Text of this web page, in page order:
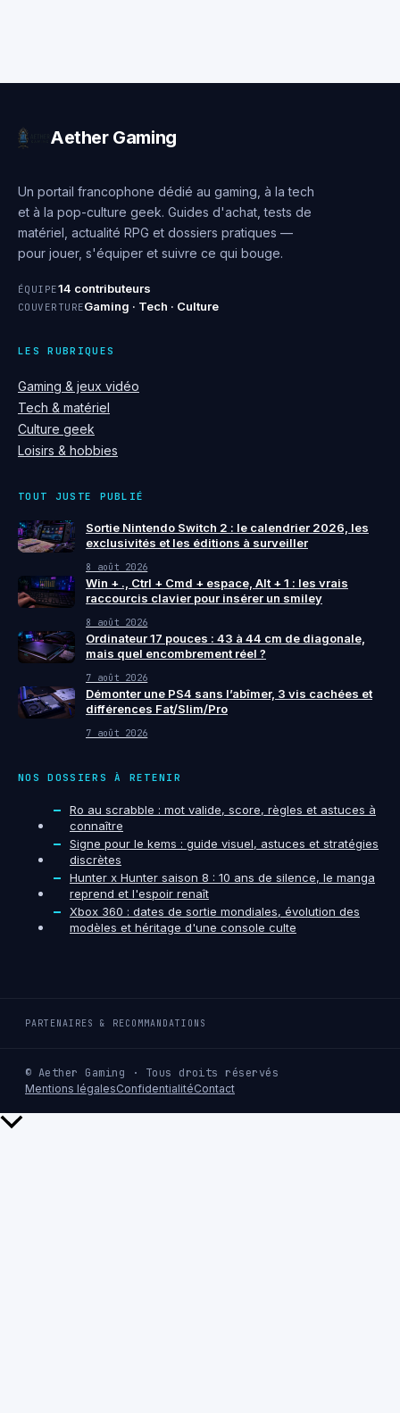
originale
Aether Gaming
Un portail francophone dédié au gaming, à la tech
et à la pop-culture geek. Guides d'achat, tests de
matériel, actualité RPG et dossiers pratiques —
pour jouer, s'équiper et suivre ce qui bouge.
ÉQUIPE14 contributeurs
COUVERTUREGaming · Tech · Culture
LES RUBRIQUES
Gaming & jeux vidéo
Tech & matériel
Culture geek
Loisirs & hobbies
TOUT JUSTE PUBLIÉ
Sortie Nintendo Switch 2 : le calendrier 2026, les
exclusivités et les éditions à surveiller
8 août 2026
Win + ., Ctrl + Cmd + espace, Alt + 1 : les vrais
raccourcis clavier pour insérer un smiley
8 août 2026
Ordinateur 17 pouces : 43 à 44 cm de diagonale,
mais quel encombrement réel ?
7 août 2026
Démonter une PS4 sans l’abîmer, 3 vis cachées et
différences Fat/Slim/Pro
7 août 2026
NOS DOSSIERS À RETENIR
Ro au scrabble : mot valide, score, règles et astuces à
connaître
Signe pour le kems : guide visuel, astuces et stratégies
discrètes
Hunter x Hunter saison 8 : 10 ans de silence, le manga
reprend et l'espoir renaît
Xbox 360 : dates de sortie mondiales, évolution des
modèles et héritage d'une console culte
PARTENAIRES & RECOMMANDATIONS
© Aether Gaming · Tous droits réservés
Mentions légalesConfidentialitéContact